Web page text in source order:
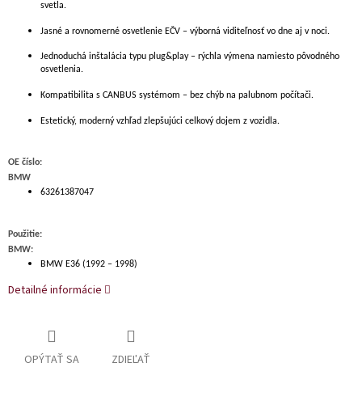
svetla.
Jasné a rovnomerné osvetlenie EČV – výborná viditeľnosť vo dne aj v noci.
Jednoduchá inštalácia typu plug&play – rýchla výmena namiesto pôvodného
osvetlenia.
Kompatibilita s CANBUS systémom – bez chýb na palubnom počítači.
Estetický, moderný vzhľad zlepšujúci celkový dojem z vozidla.
OE číslo:
BMW
63261387047
Použitie:
BMW:
BMW E36 (1992 – 1998)
Detailné informácie
OPÝTAŤ SA ZDIEĽAŤ